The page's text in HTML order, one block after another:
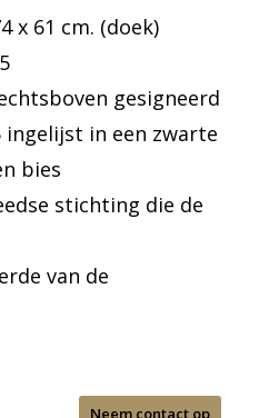
x 61 cm. (doek)
gesigneerd
ingelijst in een zwarte
bies
stichting die de
van de
Neem contact op